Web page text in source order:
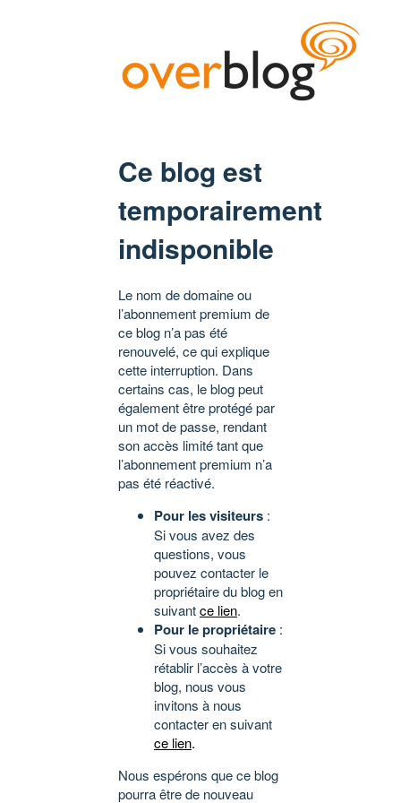
Ce blog est
temporairement
indisponible
Le nom de domaine ou
l’abonnement premium de
ce blog n’a pas été
renouvelé, ce qui explique
cette interruption. Dans
certains cas, le blog peut
également être protégé par
un mot de passe, rendant
son accès limité tant que
l’abonnement premium n’a
pas été réactivé.
Pour les visiteurs :
Si vous avez des
questions, vous
pouvez contacter le
propriétaire du blog en
suivantce lien.
Pour le propriétaire :
Si vous souhaitez
rétablir l’accès à votre
blog, nous vous
invitons à nous
contacter en suivant
ce lien.
Nous espérons que ce blog
pourra être de nouveau